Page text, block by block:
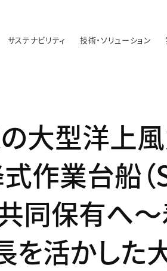
サステナビリティ 技術・ソリューション
大型洋上
作業台船
同保有へ～
を活かし